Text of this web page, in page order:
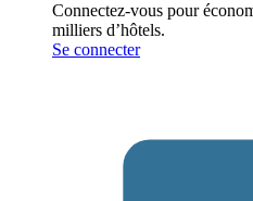
Connectez-vous pour
milliers d’hôtels.
Se connecter